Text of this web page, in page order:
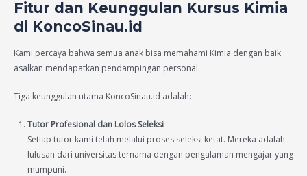
Fitur dan Keunggulan Kursus Kimia
di KoncoSinau.id
Kami percaya bahwa semua anak bisa memahami Kimia dengan baik
asalkan mendapatkan pendampingan personal.
Tiga keunggulan utama KoncoSinau.id adalah:
Tutor Profesional dan Lolos Seleksi
Setiap tutor kami telah melalui proses seleksi ketat. Mereka adalah
lulusan dari universitas ternama dengan pengalaman mengajar yang
mumpuni.